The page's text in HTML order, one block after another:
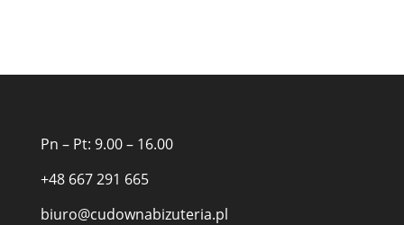
Pn – Pt: 9.00 – 16.00
+48 667 291 665
biuro@cudownabizuteria.pl